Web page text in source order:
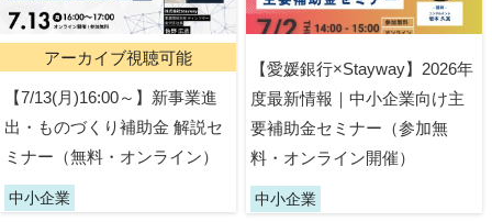
アーカイブ視聴可能
【7/13(月)16:00～】新事業進
出・ものづくり補助金 解説セ
ミナー（無料・オンライン）
中小企業
【愛媛銀行×Stayway】2026年
度最新情報｜中小企業向け主
要補助金セミナー（参加無
料・オンライン開催）
中小企業